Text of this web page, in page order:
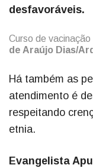
desfavoráveis.
Curso de
de Araújo Dias/
Há também as
atendimento é
respeitando
etnia.
Evangelista